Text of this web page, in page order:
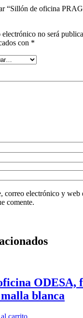
“Sillón de oficina
no será
con *
correo electrónico y web
comente.
ODESA,
blanca
carrito